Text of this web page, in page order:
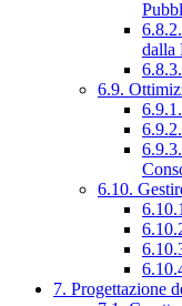
dalla
6.9.
6.10.
7. Progettazione